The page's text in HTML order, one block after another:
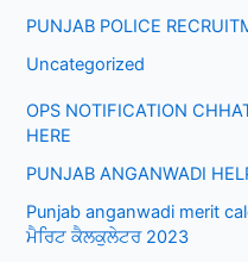
PUNJAB POLICE
Uncategorized
OPS NOTIFICATION
HERE
PUNJAB ANGANWADI
Punjab anganwadi merit
ਮੈਰਿਟ ਕੈਲਕੁਲੇਟਰ 2023